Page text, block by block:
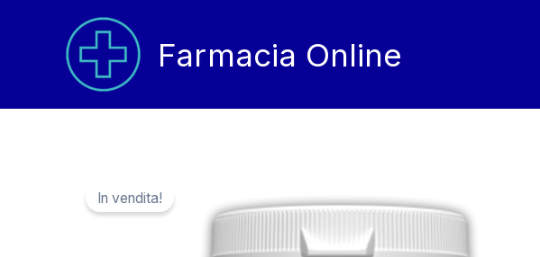
contenuto
Farmacia Online
In vendita!